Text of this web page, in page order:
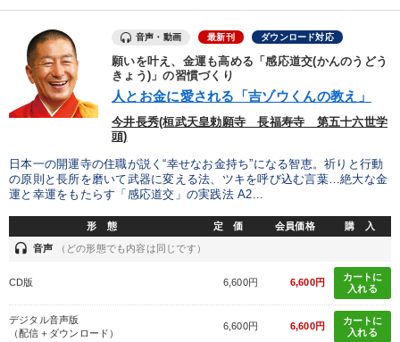
目的別
社員研修を行いたい 発想力を磨きたい
新事業・新商品づくり 財務・数字力の向上
組織を強化したい
キーワード
リピート IT・デジタル活用 インフレ対策・値上げ
ベンチャー 不動産
※「更新」を押すと「カテゴリー」「目的別」「キーワード」を更新いただけます。
音声・動画 最新刊 ダウンロード対応
願いを叶え、金運も高める「感応道交(かんのうどう
きょう)」の習慣づくり
人とお金に愛される「吉ゾウくんの教え」
今井長秀(桓武天皇勅願寺 長福寿寺 第五十六世学
頭)
日本一の開運寺の住職が説く“幸せなお金持ち”になる智恵。祈りと行動
の原則と長所を磨いて武器に変える法、ツキを呼び込む言葉…絶大な金
運と幸運をもたらす「感応道交」の実践法 A2...
形 態 定 価 会員価格 購 入
headset 音声 （どの形態でも内容は同じです）
CD版 6,600円 6,600円
カートに
入れる
デジタル音声版
（配信＋ダウンロード）
6,600円 6,600円
カートに
入れる